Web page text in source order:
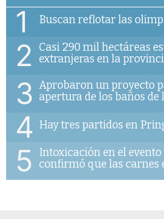
1 Buscan reflotar las
2
Casi 290 mil hectáreas
extranjeras en la
3 Aprobaron un proyecto
apertura de los baños
4 Hay tres partidos en
5
Intoxicación en el
confirmó que las carnes